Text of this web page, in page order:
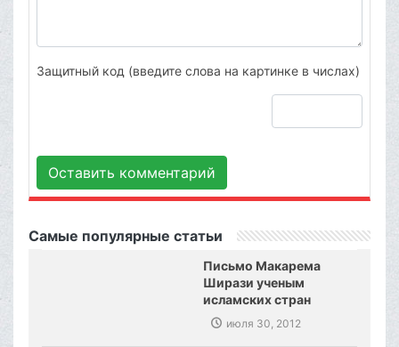
Защитный код (введите слова на картинке в числах)
Оставить комментарий
Самые популярные статьи
Письмо Макарема
Ширази ученым
исламских стран
июля 30, 2012